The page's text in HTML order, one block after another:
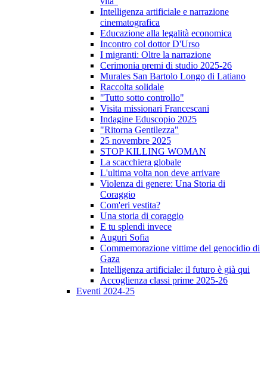
Intelligenza artificiale e narrazione
cinematografica
Educazione alla legalità economica
Incontro col dottor D'Urso
I migranti: Oltre la narrazione
Cerimonia premi di studio 2025-26
Murales San Bartolo Longo di Latiano
Raccolta solidale
"Tutto sotto controllo"
Visita missionari Francescani
Indagine Eduscopio 2025
"Ritorna Gentilezza"
25 novembre 2025
STOP KILLING WOMAN
La scacchiera globale
L'ultima volta non deve arrivare
Violenza di genere: Una Storia di
Coraggio
Com'eri vestita?
Una storia di coraggio
E tu splendi invece
Auguri Sofia
Commemorazione vittime del genocidio di
Gaza
Intelligenza artificiale: il futuro è già qui
Accoglienza classi prime 2025-26
Eventi 2024-25